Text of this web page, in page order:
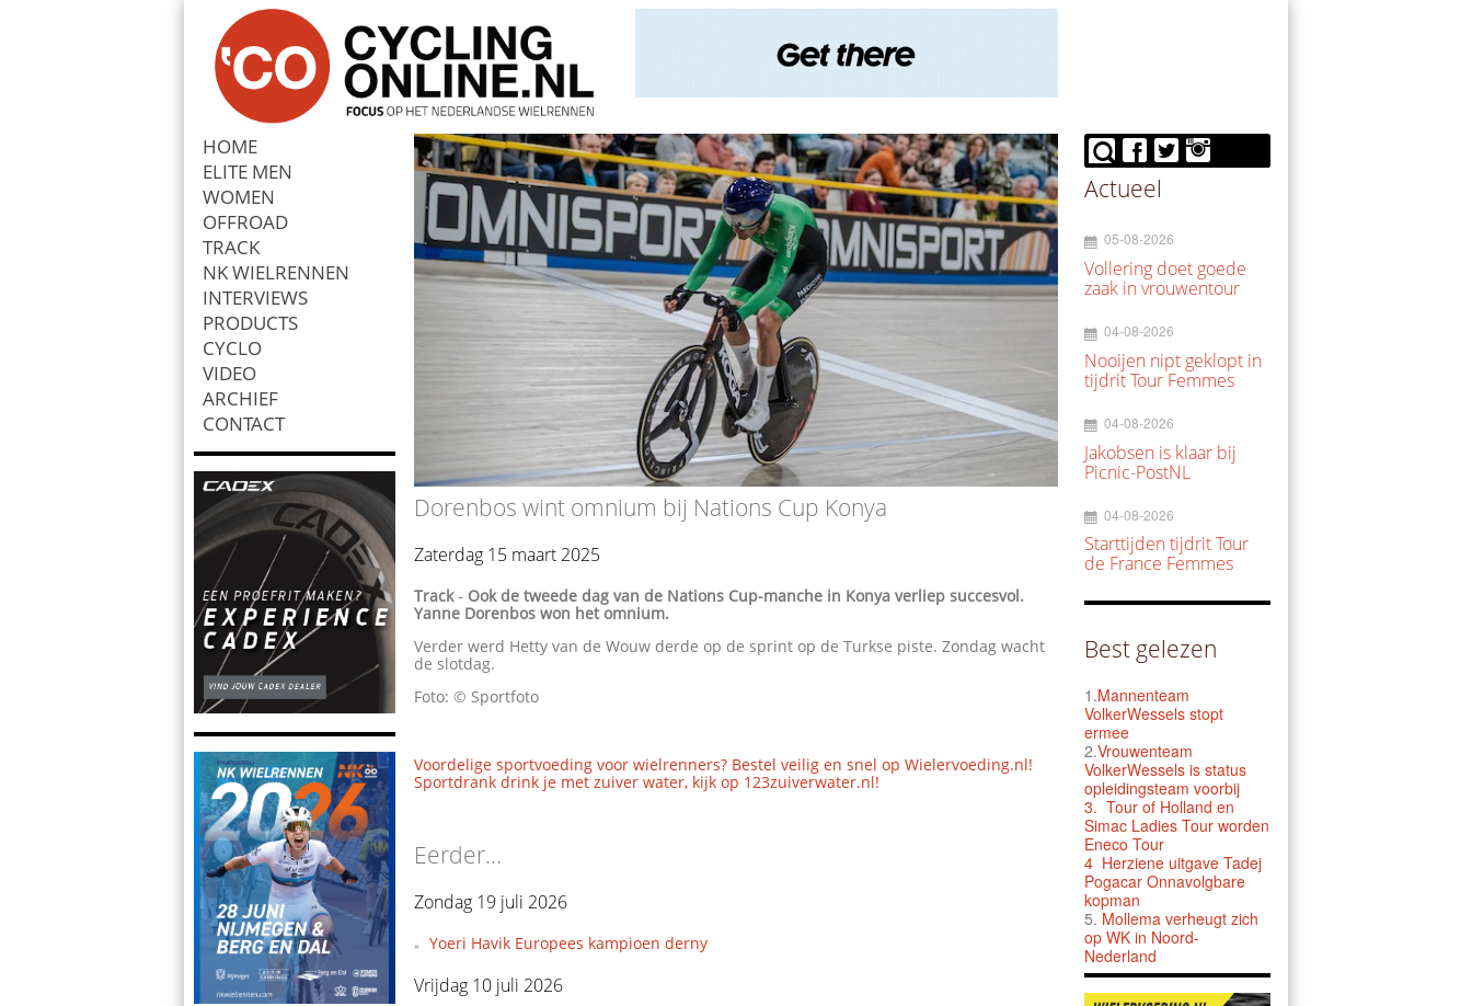
HOME
ELITE MEN
WOMEN
OFFROAD
TRACK
NK WIELRENNEN
INTERVIEWS
PRODUCTS
CYCLO
VIDEO
ARCHIEF
CONTACT
Zoek
Dorenbos wint omnium bij Nations Cup Konya
Zaterdag 15 maart 2025
Track- Ook de tweede dag van de Nations Cup-manche in Konya verliep succesvol.
Yanne Dorenbos won het omnium.
Verder werd Hetty van de Wouw derde op de sprint op de Turkse piste. Zondag wacht
de slotdag.
Foto: © Sportfoto
Voordelige sportvoeding voor wielrenners? Bestel veilig en snel op Wielervoeding.nl!
Sportdrank drink je met zuiver water, kijk op 123zuiverwater.nl!
Eerder...
Zondag 19 juli 2026
Yoeri Havik Europees kampioen derny
Vrijdag 10 juli 2026
Actueel
05-08-2026
Vollering doet goede
zaak in vrouwentour
04-08-2026
Nooijen nipt geklopt in
tijdrit Tour Femmes
04-08-2026
Jakobsen is klaar bij
Picnic-PostNL
04-08-2026
Starttijden tijdrit Tour
de France Femmes
Best gelezen
1.Mannenteam
VolkerWessels stopt
ermee
2.Vrouwenteam
VolkerWessels is status
opleidingsteam voorbij
3. Tour of Holland en
Simac Ladies Tour worden
Eneco Tour
4 Herziene uitgave Tadej
Pogacar Onnavolgbare
kopman
5. Mollema verheugt zich
op WK in Noord-
Nederland